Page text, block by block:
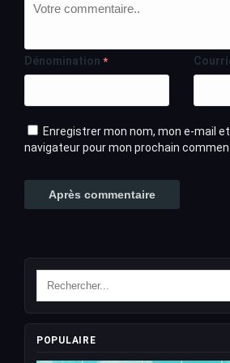
Dénomination *
Enregistrer mon nom, mon e-mail
navigateur pour mon prochain
POPULAIRE